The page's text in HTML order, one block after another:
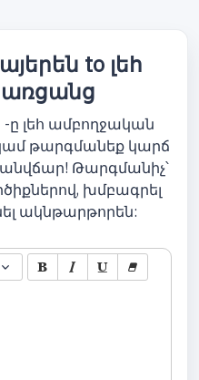
to լեհ
ը լեհ ամբողջական
թարգմանեք կարճ
Թարգմանիչ՝
խմբագրել
ակնթարթորեն: